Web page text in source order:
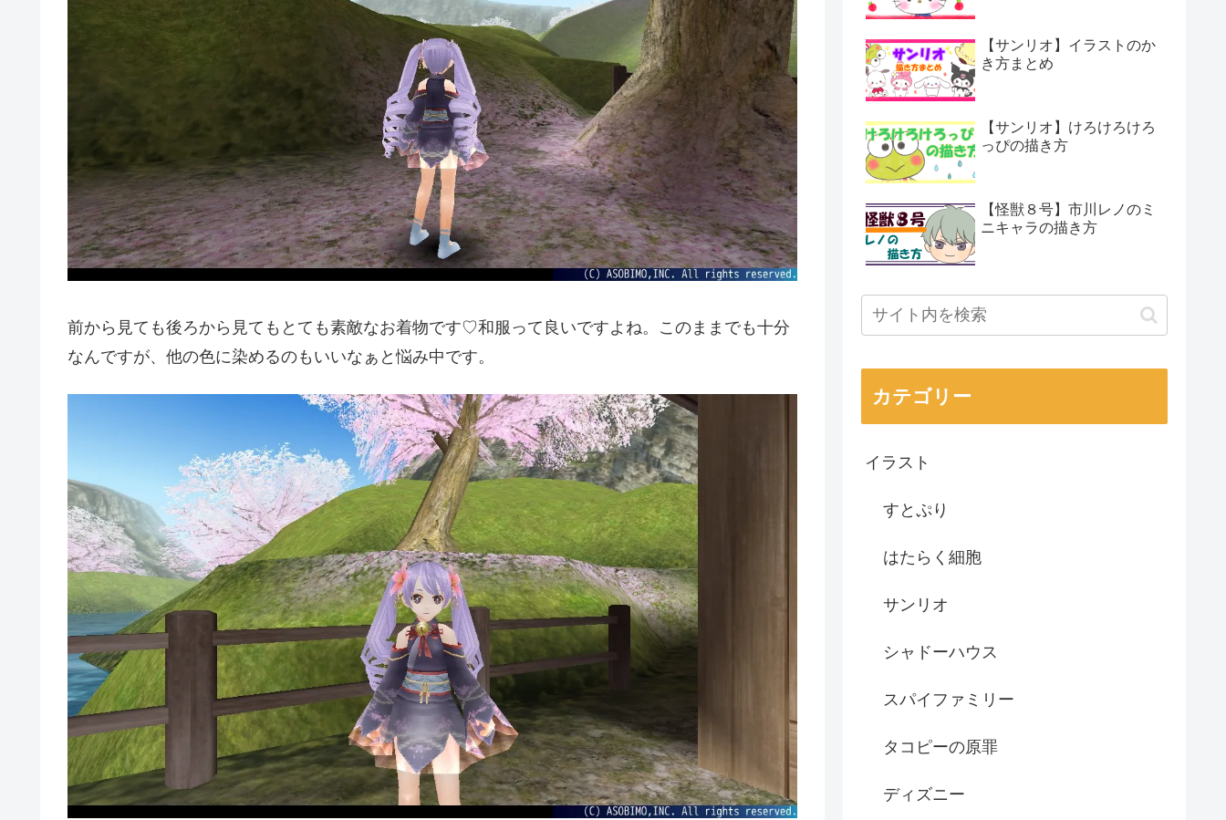
前から見ても後ろから見てもとても素敵なお着物です♡和服って良いですよね。このままでも十分
なんですが、他の色に染めるのもいいなぁと悩み中です。
【サンリオ】イラストのか
き方まとめ
【サンリオ】けろけろけろ
っぴの描き方
【怪獣８号】市川レノのミ
ニキャラの描き方
カテゴリー
イラスト
すとぷり
はたらく細胞
サンリオ
シャドーハウス
スパイファミリー
タコピーの原罪
ディズニー